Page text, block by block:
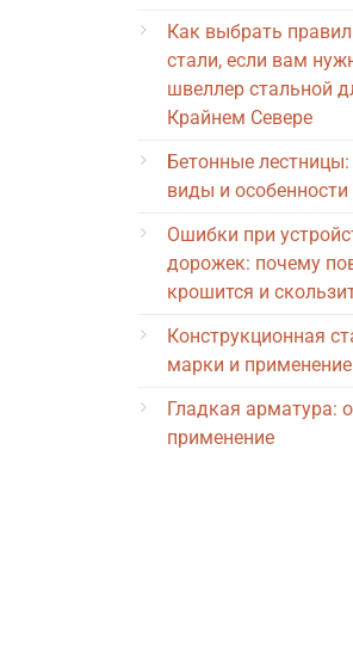
Как выбрать
стали, если вам
швеллер стальной
Крайнем Севере
Бетонные лестницы:
виды и особенности
Ошибки при
дорожек: почему
крошится и
Конструкционная
марки и применение
Гладкая арматура:
применение